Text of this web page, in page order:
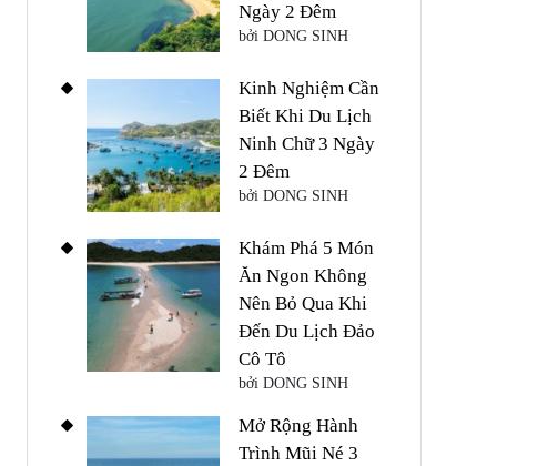
Ngày 2 Đêm
bởi DONG SINH
Kinh Nghiệm Cần
Biết Khi Du Lịch
Ninh Chữ 3 Ngày
2 Đêm
bởi DONG SINH
Khám Phá 5 Món
Ăn Ngon Không
Nên Bỏ Qua Khi
Đến Du Lịch Đảo
Cô Tô
bởi DONG SINH
Mở Rộng Hành
Trình Mũi Né 3